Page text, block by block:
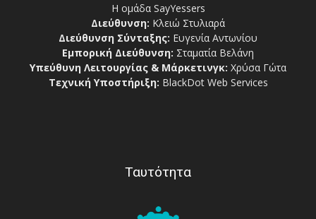
Η ομάδα SayYessers
Διεύθυνση: Κλειώ Στυλιαρά
Διεύθυνση Σύνταξης: Ευγενία Αντωνίου
Εμπορική Διεύθυνση: Σταματία Βελάνη
Υπεύθυνη Λειτουργίας & Μάρκετινγκ: Χρύσα Γώτα
Τεχνική Υποστήριξη: BlackDot Web Services
Ταυτότητα